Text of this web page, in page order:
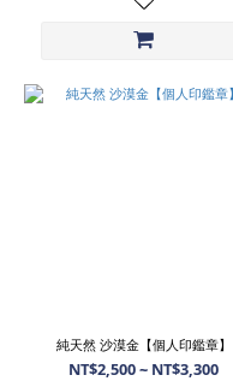
純天然 沙漠金【個人印鑑章】
NT$2,500 ~ NT$3,300